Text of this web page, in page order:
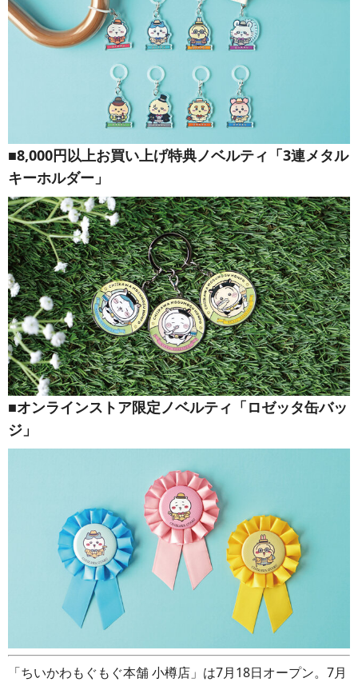
■8,000円以上お買い上げ特典ノベルティ「3連メタル
キーホルダー」
■オンラインストア限定ノベルティ「ロゼッタ缶バッ
ジ」
「ちいかわもぐもぐ本舗 小樽店」は7月18日オープン。7月